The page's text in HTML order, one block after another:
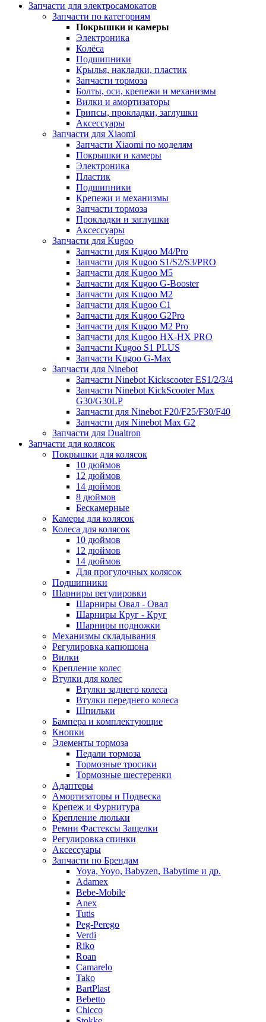
Запчасти для электросамокатов
Запчасти по категориям
Покрышки и камеры
Электроника
Колёса
Подшипники
Крылья, накладки, пластик
Запчасти тормоза
Болты, оси, крепежи и механизмы
Вилки и амортизаторы
Грипсы, прокладки, заглушки
Аксессуары
Запчасти для Xiaomi
Запчасти Xiaomi по моделям
Покрышки и камеры
Электроника
Пластик
Подшипники
Крепежи и механизмы
Запчасти тормоза
Прокладки и заглушки
Аксессуары
Запчасти для Kugoo
Запчасти для Kugoo M4/Pro
Запчасти для Kugoo S1/S2/S3/PRO
Запчасти для Kugoo M5
Запчасти для Kugoo G-Booster
Запчасти для Kugoo M2
Запчасти для Kugoo C1
Запчасти для Kugoo G2Pro
Запчасти для Kugoo M2 Pro
Запчасти для Kugoo HX-HX PRO
Запчасти Kugoo S1 PLUS
Запчасти Kugoo G-Max
Запчасти для Ninebot
Запчасти Ninebot Kickscooter ES1/2/3/4
Запчасти Ninebot KickScooter Max
G30/G30LP
Запчасти для Ninebot F20/F25/F30/F40
Запчасти для Ninebot Max G2
Запчасти для Dualtron
Запчасти для колясок
Покрышки для колясок
10 дюймов
12 дюймов
14 дюймов
8 дюймов
Бескамерные
Камеры для колясок
Колеса для колясок
10 дюймов
12 дюймов
14 дюймов
Для прогулочных колясок
Подшипники
Шарниры регулировки
Шарниры Овал - Овал
Шарниры Круг - Круг
Шарниры подножки
Механизмы складывания
Регулировка капюшона
Вилки
Крепление колес
Втулки для колес
Втулки заднего колеса
Втулки переднего колеса
Шпильки
Бампера и комплектующие
Кнопки
Элементы тормоза
Педали тормоза
Тормозные тросики
Тормозные шестеренки
Адаптеры
Амортизаторы и Подвеска
Крепеж и Фурнитура
Крепление люльки
Ремни Фастексы Защелки
Регулировка спинки
Аксессуары
Запчасти по Брендам
Yoya, Yoyo, Babyzen, Babytime и др.
Adamex
Bebe-Mobile
Anex
Tutis
Peg-Perego
Verdi
Riko
Roan
Camarelo
Tako
BartPlast
Bebetto
Chicco